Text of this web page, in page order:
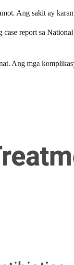
Ang sakit ay
report sa
Ang mga